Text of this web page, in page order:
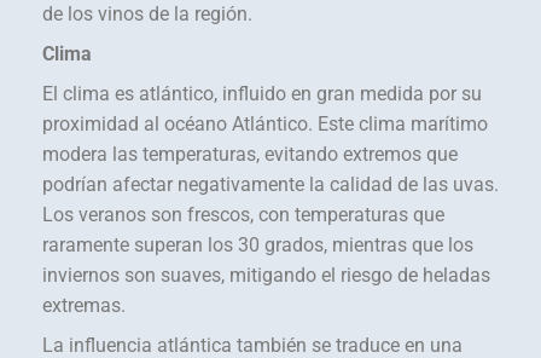
de los vinos de la región.
Clima
El clima es atlántico, influido en gran medida por su
proximidad al océano Atlántico. Este clima marítimo
modera las temperaturas, evitando extremos que
podrían afectar negativamente la calidad de las uvas.
Los veranos son frescos, con temperaturas que
raramente superan los 30 grados, mientras que los
inviernos son suaves, mitigando el riesgo de heladas
extremas.
La influencia atlántica también se traduce en una